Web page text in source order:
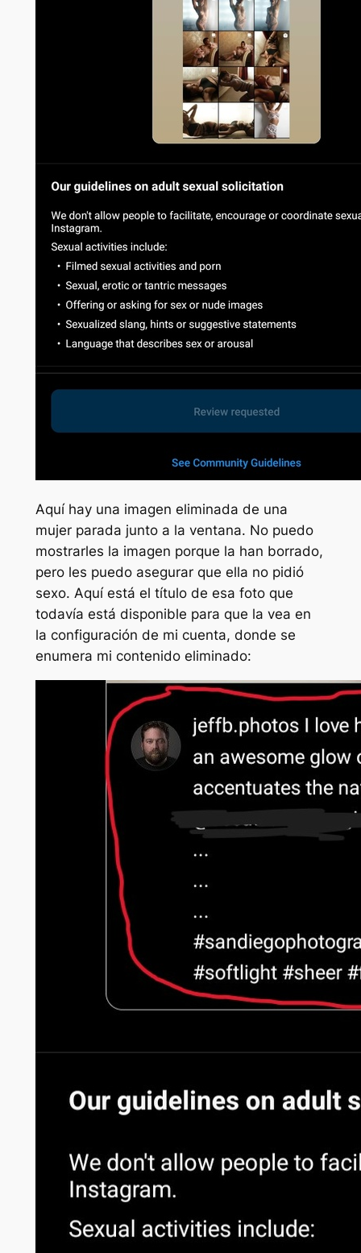
Aquí hay una imagen eliminada de una
mujer parada junto a la ventana. No puedo
mostrarles la imagen porque la han borrado,
pero les puedo asegurar que ella no pidió
sexo. Aquí está el título de esa foto que
todavía está disponible para que la vea en
la configuración de mi cuenta, donde se
enumera mi contenido eliminado: